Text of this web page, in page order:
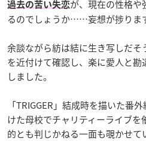
過去の苦い失恋が、現在の性格や
るのでしょうか……妄想が捗りま
余談ながら紡は結に生き写しだ
を近付けて確認し、楽に愛人と
しました。
「TRIGGER」結成時を描いた番
けた母校でチャリティーライブを
的とも判じかねる一面も覗かせて